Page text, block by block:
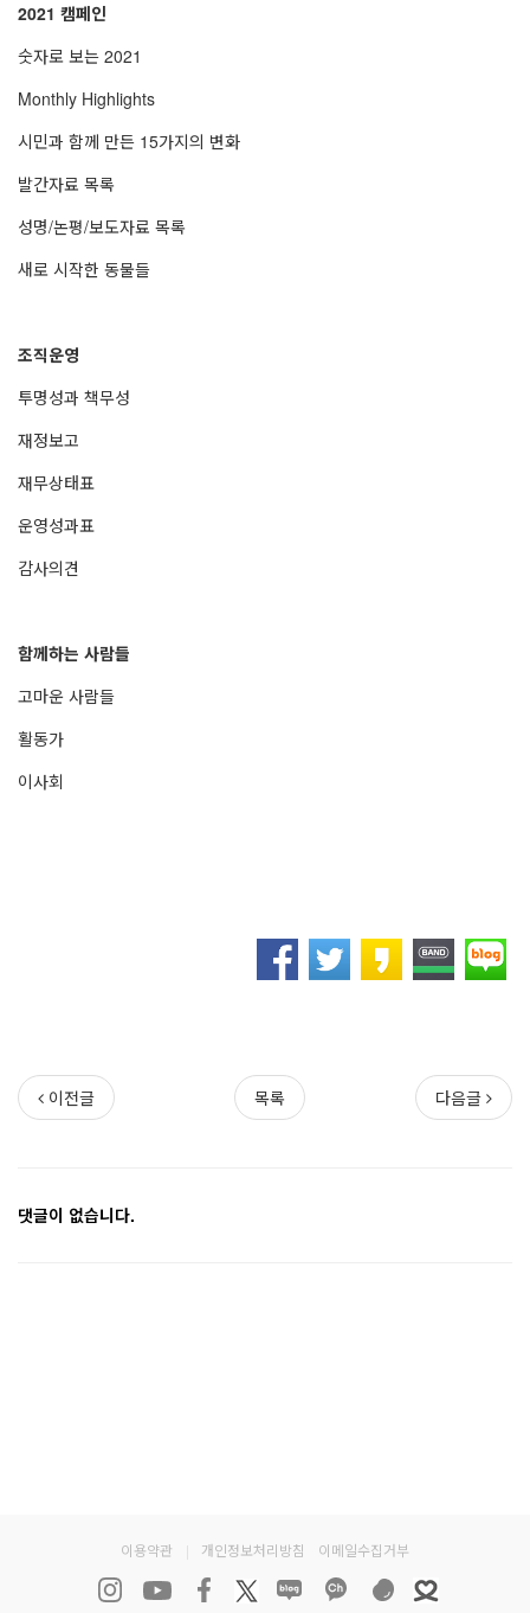
2021 캠페인
숫자로 보는 2021
Monthly Highlights
시민과 함께 만든 15가지의 변화
발간자료 목록
성명/논평/보도자료 목록
새로 시작한 동물들
조직운영
투명성과 책무성
재정보고
재무상태표
운영성과표
감사의견
함께하는 사람들
고마운 사람들
활동가
이사회
이전글 목록 다음글
댓글이 없습니다.
이용약관 개인정보처리방침 이메일수집거부